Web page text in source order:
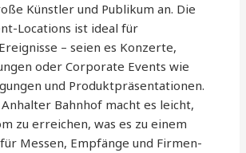
Künstler und Publikum an. Die
Locations ist ideal für
– seien es Konzerte,
oder Corporate Events wie
und Produktpräsentationen.
Bahnhof macht es leicht,
zu erreichen, was es zu einem
Messen, Empfänge und Firmen-